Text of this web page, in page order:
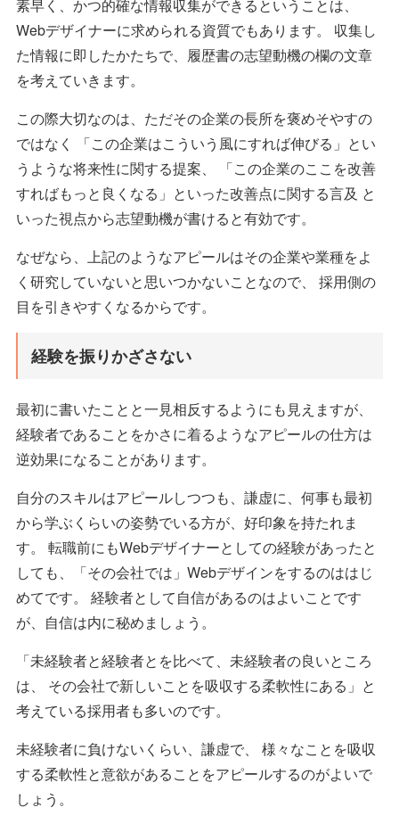
素早く、かつ的確な情報収集ができるということは、
Webデザイナーに求められる資質でもあります。 収集し
た情報に即したかたちで、履歴書の志望動機の欄の文章
を考えていきます。
この際大切なのは、ただその企業の長所を褒めそやすの
ではなく 「この企業はこういう風にすれば伸びる」とい
うような将来性に関する提案、 「この企業のここを改善
すればもっと良くなる」といった改善点に関する言及 と
いった視点から志望動機が書けると有効です。
なぜなら、上記のようなアピールはその企業や業種をよ
く研究していないと思いつかないことなので、 採用側の
目を引きやすくなるからです。
経験を振りかざさない
最初に書いたことと一見相反するようにも見えますが、
経験者であることをかさに着るようなアピールの仕方は
逆効果になることがあります。
自分のスキルはアピールしつつも、謙虚に、何事も最初
から学ぶくらいの姿勢でいる方が、好印象を持たれま
す。 転職前にもWebデザイナーとしての経験があったと
しても、「その会社では」Webデザインをするのははじ
めてです。 経験者として自信があるのはよいことです
が、自信は内に秘めましょう。
「未経験者と経験者とを比べて、未経験者の良いところ
は、 その会社で新しいことを吸収する柔軟性にある」と
考えている採用者も多いのです。
未経験者に負けないくらい、謙虚で、 様々なことを吸収
する柔軟性と意欲があることをアピールするのがよいで
しょう。